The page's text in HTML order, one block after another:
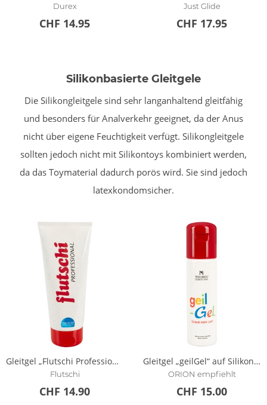
Durex
CHF 14.95
Just Glide
CHF 17.95
Silikonbasierte Gleitgele
Die Silikongleitgele sind sehr langanhaltend gleitfähig
und besonders für Analverkehr geeignet, da der Anus
nicht über eigene Feuchtigkeit verfügt. Silikongleitgele
sollten jedoch nicht mit Silikontoys kombiniert werden,
da das Toymaterial dadurch porös wird. Sie sind jedoch
latexkondomsicher.
Gleitgel „Flutschi Professional“ auf Wasser- und Silikonbasis
Flutschi
CHF 14.90
Gleitgel „geilGel“ auf Silikonbasis
ORION empfiehlt
CHF 15.00